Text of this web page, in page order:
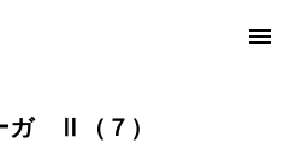
ガ Ⅱ（７）